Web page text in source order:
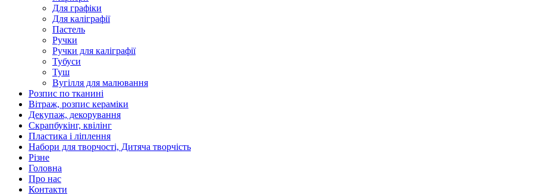
Для графіки
Для каліграфії
Пастель
Ручки
Ручки для каліграфії
Тубуси
Туш
Вугілля для малювання
Розпис по тканині
Вітраж, розпис кераміки
Декупаж, декорування
Скрапбукінг, квілінг
Пластика і ліплення
Набори для творчості, Дитяча творчість
Різне
Головна
Про нас
Контакти